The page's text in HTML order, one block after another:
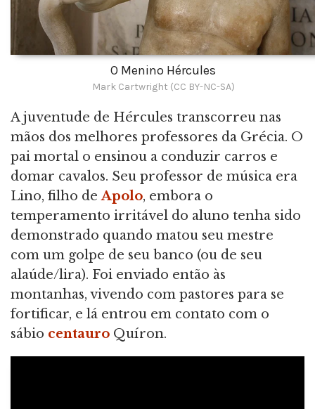
O Menino Hércules
Mark Cartwright (CC BY-NC-SA)
A juventude de Hércules transcorreu nas
mãos dos melhores professores da Grécia. O
pai mortal o ensinou a conduzir carros e
domar cavalos. Seu professor de música era
Lino, filho deApolo, embora o
temperamento irritável do aluno tenha sido
demonstrado quando matou seu mestre
com um golpe de seu banco (ou de seu
alaúde/lira). Foi enviado então às
montanhas, vivendo com pastores para se
fortificar, e lá entrou em contato com o
sábio centauro Quíron.